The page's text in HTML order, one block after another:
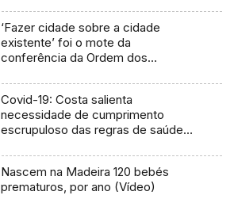
‘Fazer cidade sobre a cidade
existente’ foi o mote da
conferência da Ordem dos
Covid-19: Costa salienta
necessidade de cumprimento
escrupuloso das regras de saúde
Nascem na Madeira 120 bebés
prematuros, por ano (Vídeo)